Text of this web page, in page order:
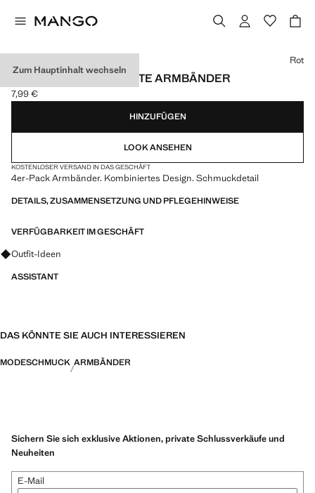
Zum Hauptinhalt wechseln
4ER-PACK KOMBINIERTE ARMBÄNDER
Aktueller Preis [7,99 € ]
7,99 €
Wählen Sie eine Farbe
Rot
HINZUFÜGEN
LOOK ANSEHEN
KOSTENLOSER VERSAND IN DAS GESCHÄFT
4er-Pack Armbänder. Kombiniertes Design. Schmuckdetail
DETAILS, ZUSAMMENSETZUNG UND PFLEGEHINWEISE
VERFÜGBARKEIT IM GESCHÄFT
Fragen zu Looks, Kleidungsstücken und Trends
Outfit-Ideen
ASSISTANT
DAS KÖNNTE SIE AUCH INTERESSIEREN
MODESCHMUCK ARMBÄNDER
Sichern Sie sich exklusive Aktionen, private Schlussverkäufe und
Neuheiten
E-Mail